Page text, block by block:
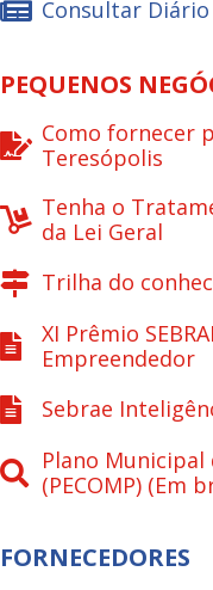
Consultar
PEQUENOS
Como fornecer
Teresópolis
Tenha o
da Lei Geral
Trilha do
XI Prêmio
Empreendedor
Sebrae
Plano Municipal
(PECOMP) (Em
FORNECEDORES